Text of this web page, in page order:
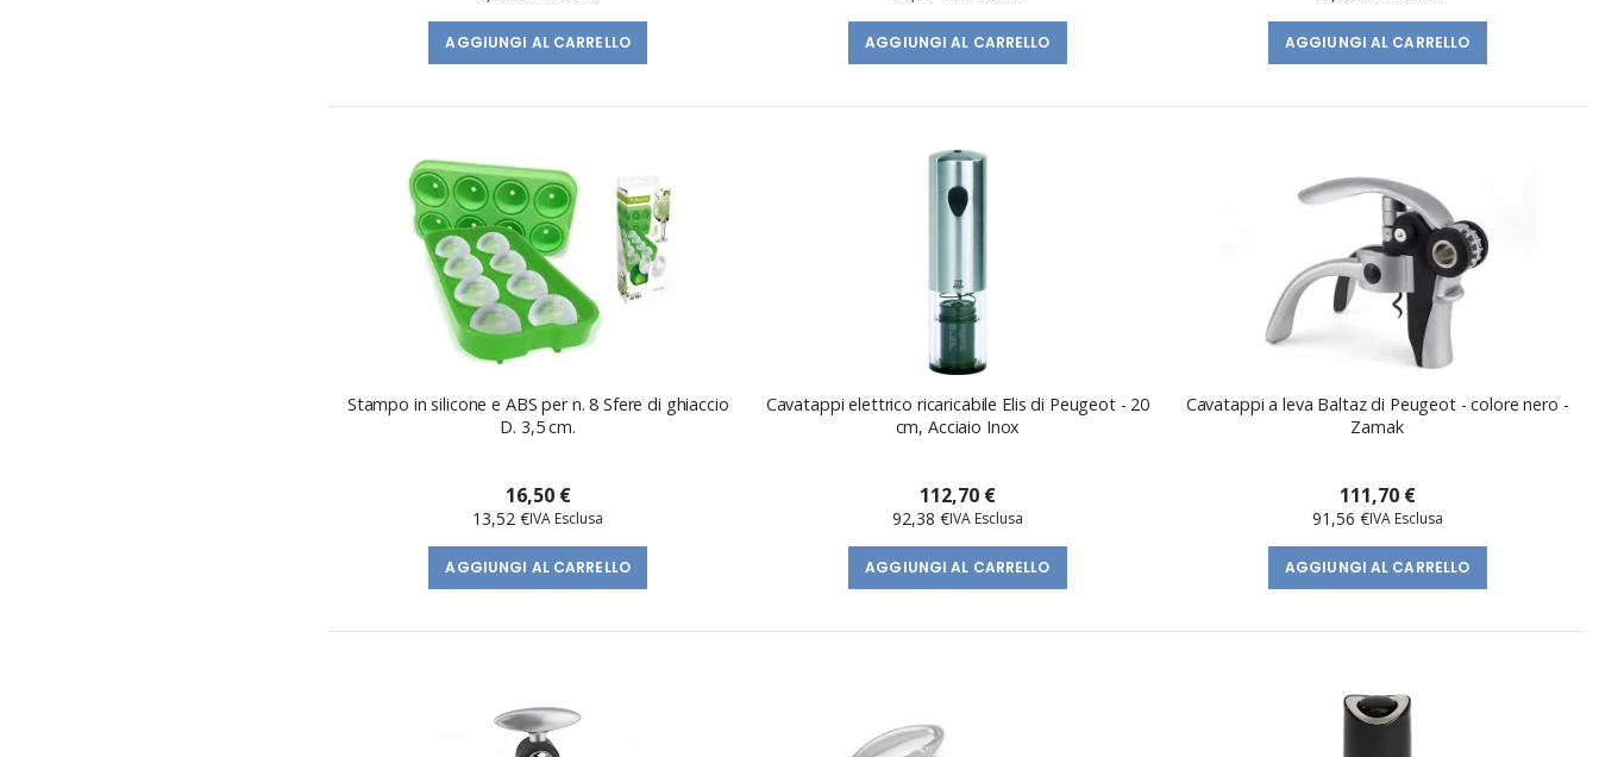
AGGIUNGI AL CARRELLO AGGIUNGI AL CARRELLO AGGIUNGI AL CARRELLO
Stampo in silicone e ABS per n. 8 Sfere di ghiaccio
D. 3,5 cm.
16,50 €
13,52 €
AGGIUNGI AL CARRELLO
Cavatappi elettrico ricaricabile Elis di Peugeot - 20
cm, Acciaio Inox
112,70 €
92,38 €
AGGIUNGI AL CARRELLO
Cavatappi a leva Baltaz di Peugeot - colore nero -
Zamak
111,70 €
91,56 €
AGGIUNGI AL CARRELLO